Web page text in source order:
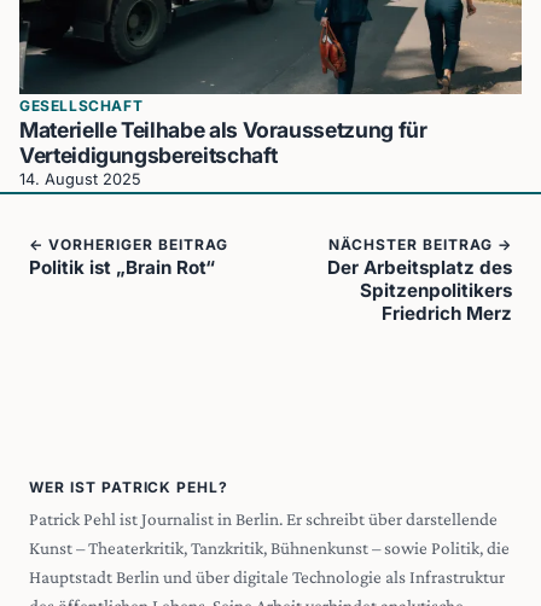
GESELLSCHAFT
Materielle Teilhabe als Voraussetzung für
Verteidigungsbereitschaft
14. August 2025
← VORHERIGER BEITRAG
Politik ist „Brain Rot“
NÄCHSTER BEITRAG →
Der Arbeitsplatz des
Spitzenpolitikers
Friedrich Merz
WER IST PATRICK PEHL?
Patrick Pehl ist Journalist in Berlin. Er schreibt über darstellende
Kunst – Theaterkritik, Tanzkritik, Bühnenkunst – sowie Politik, die
Hauptstadt Berlin und über digitale Technologie als Infrastruktur